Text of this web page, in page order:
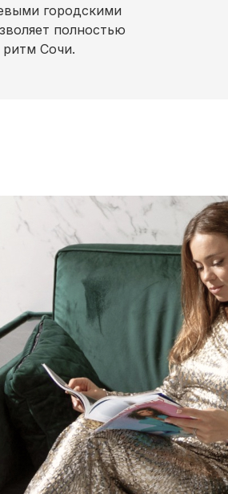
городскими
полностью
ритм Сочи.